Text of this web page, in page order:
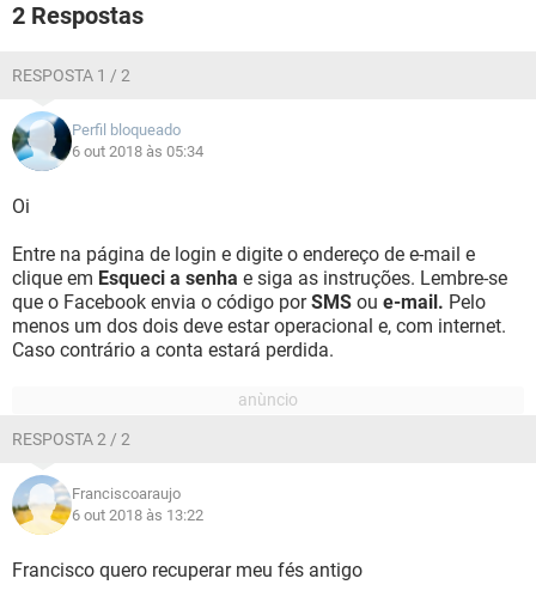
2 Respostas
RESPOSTA 1 / 2
Perfil bloqueado
6 out 2018 às 05:34
Oi
Entre na página de login e digite o endereço de e-mail e
clique em Esqueci a senha e siga as instruções. Lembre-se
que o Facebook envia o código porSMS ou e-mail. Pelo
menos um dos dois deve estar operacional e, com internet.
Caso contrário a conta estará perdida.
RESPOSTA 2 / 2
Franciscoaraujo
6 out 2018 às 13:22
Francisco quero recuperar meu fés antigo